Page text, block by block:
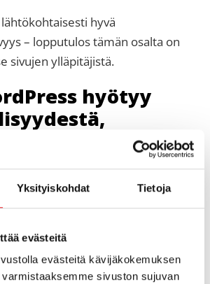
Yksityiskohdat Tietoja
evästeitä
evästeitä kävijäkokemuksen
sivuston sujuvan
hyvä
– lopputulos tämän osalta on
sivujen ylläpitäjistä.
hyötyy
tarjoaa omat
tulee palveluntarjoajalta. Tässä
jokaiseen pulmaan
ammattilaiselta.